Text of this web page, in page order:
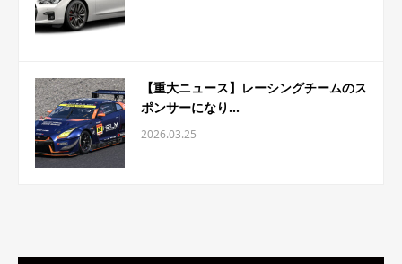
【重大ニュース】レーシングチームのス
ポンサーになり...
2026.03.25